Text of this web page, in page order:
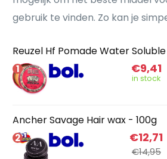
gebruik te vinden. Zo kan je
Reuzel Hf Pomade Water
1 €9,41
in stock
Ancher Savage Hair wax - 100g
2 €12,71
€14,95